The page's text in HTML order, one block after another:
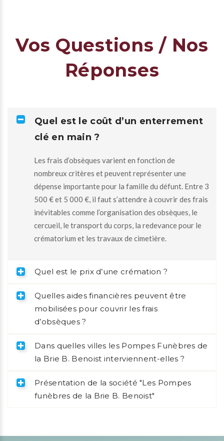
Vos Questions / Nos
Réponses
Quel est le coût d’un enterrement
clé en main ?
Les frais d’obsèques varient en fonction de
nombreux critères et peuvent représenter une
dépense importante pour la famille du défunt. Entre 3
500 € et 5 000 €, il faut s’attendre à couvrir des frais
inévitables comme l’organisation des obsèques, le
cercueil, le transport du corps, la redevance pour le
crématorium et les travaux de cimetière.
Quel est le prix d’une crémation ?
Quelles aides financières peuvent être
mobilisées pour couvrir les frais
d’obsèques ?
Dans quelles villes les Pompes Funèbres de
la Brie B. Benoist interviennent-elles ?
Présentation de la société "Les Pompes
funèbres de la Brie B. Benoist"